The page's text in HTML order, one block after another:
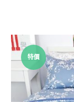
特價